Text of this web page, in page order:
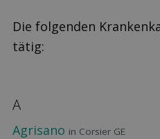
Die folgenden
tätig:
A
Agrisano in Corsier GE